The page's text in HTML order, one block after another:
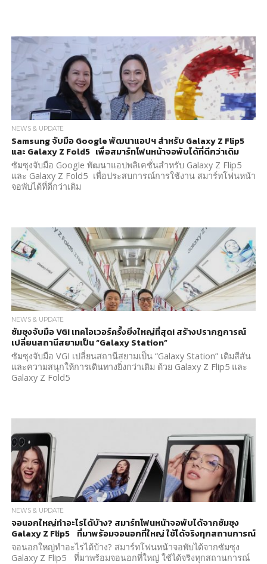
NEWS & UPDATE
Samsung จับมือ Google พัฒนาแอปฯ สำหรับ Galaxy Z Flip5
และ Galaxy Z Fold5 เพื่อสมาร์ทโฟนหน้าจอพับได้ที่ดีกว่าเดิม
ซัมซุงจับมือ Google พัฒนาแอปพลิเคชั่นสำหรับ Galaxy Z Flip5
และ Galaxy Z Fold5 เพื่อประสบการณ์การใช้งาน สมาร์ทโฟนหน้า
จอพับได้ที่ดีกว่าเดิม
NEWS & UPDATE
ซัมซุงจับมือ VGI เทคโอเวอร์ครั้งยิ่งใหญ่ที่สุด! สร้างปรากฎการณ์
เปลี่ยนสถานีสยามเป็น “Galaxy Station”
ซัมซุงจับมือ VGI เปลี่ยนสถานีสยามเป็น “Galaxy Station” เติมสีสัน
และความสนุกให้การเดินทางยิ่งกว่าเดิม ด้วย Galaxy Z Flip5 และ
Galaxy Z Fold5
NEWS & UPDATE
จอนอกใหญ่ทำอะไรได้บ้าง? สมาร์ทโฟนหน้าจอพับได้จากซัมซุง
Galaxy Z Flip5 ที่มาพร้อมจอนอกที่ใหญ่ ใช้ได้จริงทุกสถานการณ์
จอนอกใหญ่ทำอะไรได้บ้าง? สมาร์ทโฟนหน้าจอพับได้จากซัมซุง
Galaxy Z Flip5 ที่มาพร้อมจอนอกที่ใหญ่ ใช้ได้จริงทุกสถานการณ์